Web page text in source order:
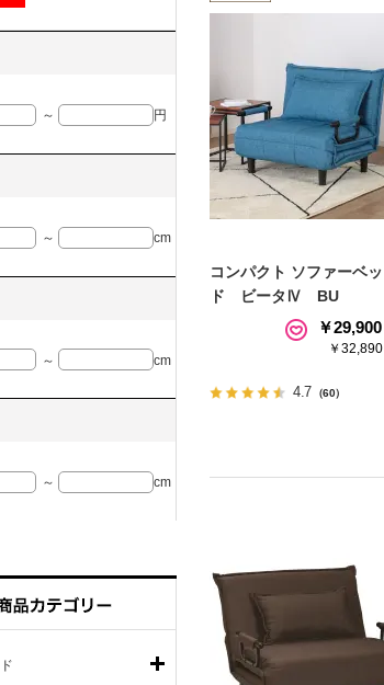
コンパクト ソファーベッ
ド ビータⅣ BU
￥29,900
￥32,890
4.7 （60）
～ 円
～ cm
～ cm
～ cm